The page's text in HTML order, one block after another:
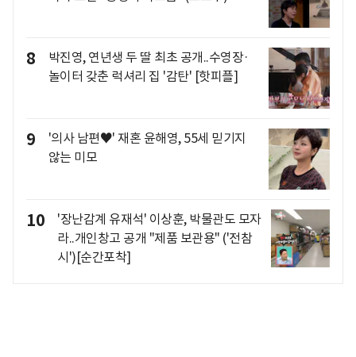
8
박진영, 연년생 두 딸 최초 공개..수영장·
놀이터 갖춘 럭셔리 집 '감탄' [핫피플]
9
'의사 남편♥' 재혼 윤해영, 55세 믿기지
않는 미모
10
'장난감계 유재석' 이상훈, 박물관도 모자
라..개인창고 공개 "제품 보관용" ('전참
시')[순간포착]